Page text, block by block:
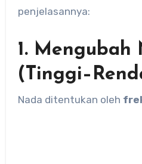
penjelasannya:
1. Mengubah
Nada ditentukan oleh